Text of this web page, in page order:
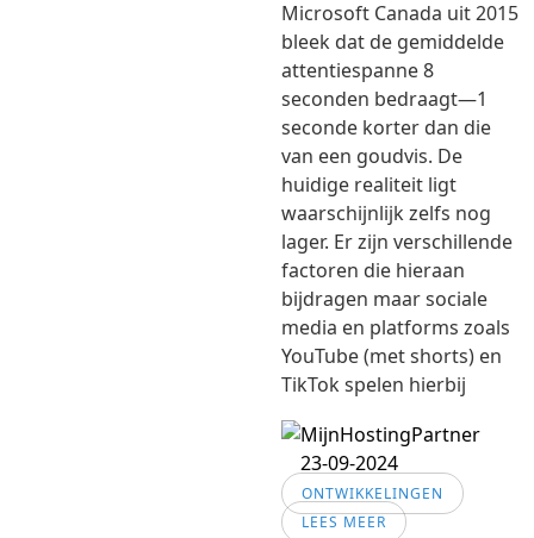
Microsoft Canada uit 2015
bleek dat de gemiddelde
attentiespanne 8
seconden bedraagt—1
seconde korter dan die
van een goudvis. De
huidige realiteit ligt
waarschijnlijk zelfs nog
lager. Er zijn verschillende
factoren die hieraan
bijdragen maar sociale
media en platforms zoals
YouTube (met shorts) en
TikTok spelen hierbij
23-09-2024
ONTWIKKELINGEN
LEES MEER